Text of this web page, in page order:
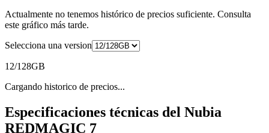
Actualmente no tenemos histórico de precios suficiente. Consulta
este gráfico más tarde.
Selecciona una version
12/128GB
Cargando historico de precios...
Especificaciones técnicas del Nubia
REDMAGIC 7